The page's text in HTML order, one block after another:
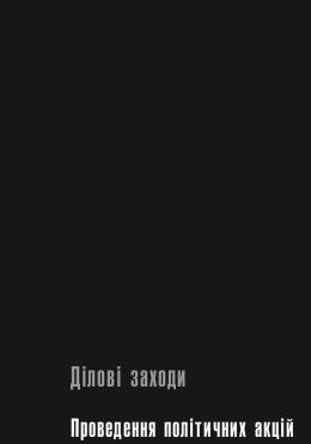
Ділові заходи
Проведення політичних акцій